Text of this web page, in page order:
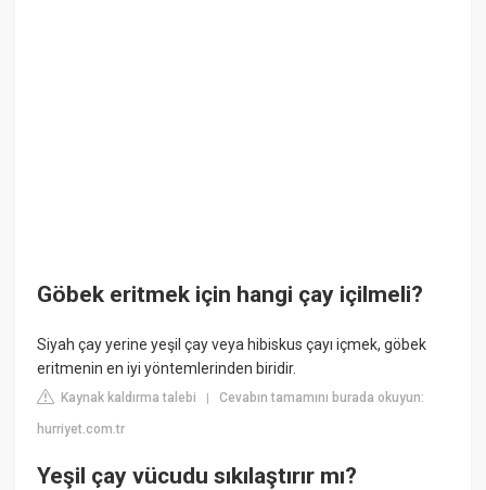
Göbek eritmek için hangi çay içilmeli?
Siyah çay yerine yeşil çay veya hibiskus çayı içmek, göbek
eritmenin en iyi yöntemlerinden biridir.
Kaynak kaldırma talebi |Cevabın tamamını burada okuyun:
hurriyet.com.tr
Yeşil çay vücudu sıkılaştırır mı?